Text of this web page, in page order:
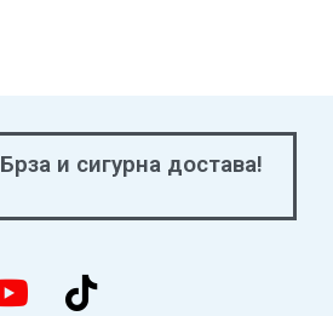
Брза и сигурна достава!